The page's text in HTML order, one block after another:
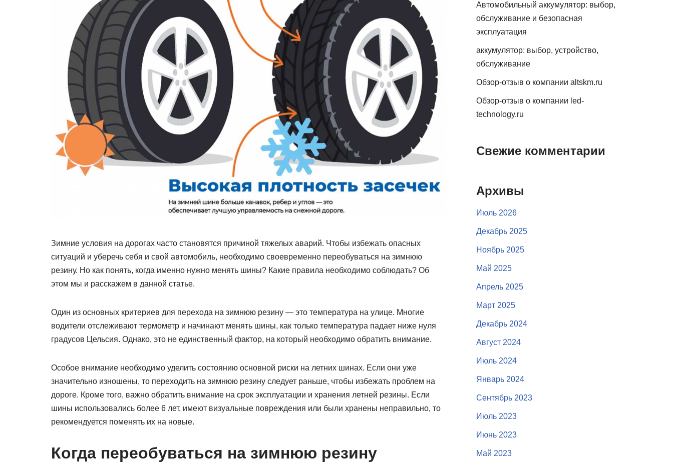
Зимние условия на дорогах часто становятся причиной тяжелых аварий. Чтобы избежать опасных
ситуаций и уберечь себя и свой автомобиль, необходимо своевременно переобуваться на зимнюю
резину. Но как понять, когда именно нужно менять шины? Какие правила необходимо соблюдать? Об
этом мы и расскажем в данной статье.
Один из основных критериев для перехода на зимнюю резину — это температура на улице. Многие
водители отслеживают термометр и начинают менять шины, как только температура падает ниже нуля
градусов Цельсия. Однако, это не единственный фактор, на который необходимо обратить внимание.
Особое внимание необходимо уделить состоянию основной риски на летних шинах. Если они уже
значительно изношены, то переходить на зимнюю резину следует раньше, чтобы избежать проблем на
дороге. Кроме того, важно обратить внимание на срок эксплуатации и хранения летней резины. Если
шины использовались более 6 лет, имеют визуальные повреждения или были хранены неправильно, то
рекомендуется поменять их на новые.
Когда переобуваться на зимнюю резину
Автомобильный аккумулятор: выбор,
обслуживание и безопасная
эксплуатация
аккумулятор: выбор, устройство,
обслуживание
Обзор-отзыв о компании altskm.ru
Обзор-отзыв о компании led-
technology.ru
Свежие комментарии
Архивы
Июль 2026
Декабрь 2025
Ноябрь 2025
Май 2025
Апрель 2025
Март 2025
Декабрь 2024
Август 2024
Июль 2024
Январь 2024
Сентябрь 2023
Июль 2023
Июнь 2023
Май 2023